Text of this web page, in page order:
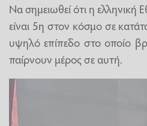
Να σημειωθεί ότι η
είναι 5η στον κόσμο σε
υψηλό επίπεδο στο οποίο
παίρνουν μέρος σε αυτή.